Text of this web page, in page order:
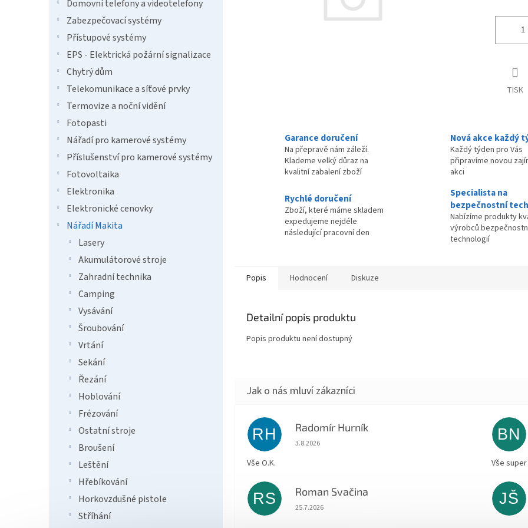
Domovní telefony a videotelefony
Zabezpečovací systémy
Přístupové systémy
EPS - Elektrická požární signalizace
Chytrý dům
Telekomunikace a síťové prvky
Termovize a noční vidění
Fotopasti
Nářadí pro kamerové systémy
Příslušenství pro kamerové systémy
Fotovoltaika
Elektronika
Elektronické cenovky
Nářadí Makita
Lasery
Akumulátorové stroje
Zahradní technika
Camping
Vysávání
Šroubování
Vrtání
Sekání
Řezání
Hoblování
Frézování
Ostatní stroje
Broušení
Leštění
Hřebíkování
Horkovzdušné pistole
Stříhání
TISK
Garance doručení
Na přepravě nám záleží.
Klademe velký důraz na
kvalitní zabalení zboží
Nová akce každý
Každý týden pro Vás
připravíme novou
akci
Rychlé doručení
Zboží, které máme skladem
expedujeme nejdéle
následující pracovní den
Specialista na
bezpečnostní
Nabízíme produkty
výrobců
technologií
Popis Hodnocení Diskuze
Detailní popis produktu
Popis produktu není dostupný
RH Radomír Hurník
Hodnocení obchodu je 5 z 5 hvězdiček.
3.8.2026
Vše O.K.
BN
Vše
RS Roman Svačina
Hodnocení obchodu je 5 z 5 hvězdiček.
25.7.2026
JŠ